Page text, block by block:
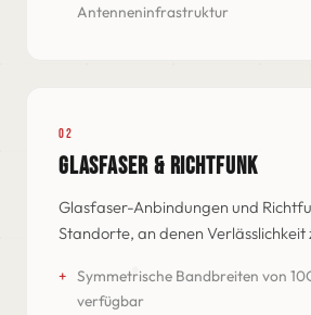
Antenneninfrastruktur
02
GLASFASER & RICHTFUNK
Glasfaser-Anbindungen und
Standorte, an denen Verlässlichkeit
Symmetrische Bandbreiten von
verfügbar